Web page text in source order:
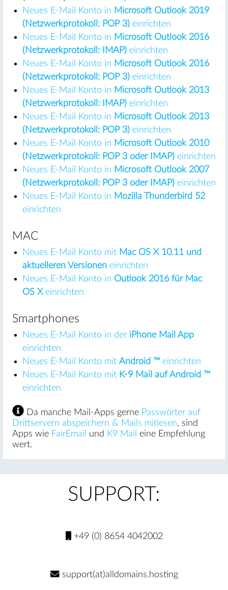
Neues E-Mail Konto in Microsoft Outlook 2019
(Netzwerkprotokoll: POP 3)einrichten
Neues E-Mail Konto in Microsoft Outlook 2016
(Netzwerkprotokoll: IMAP)einrichten
Neues E-Mail Konto in Microsoft Outlook 2016
(Netzwerkprotokoll: POP 3)einrichten
Neues E-Mail Konto in Microsoft Outlook 2013
(Netzwerkprotokoll: IMAP)einrichten
Neues E-Mail Konto in Microsoft Outlook 2013
(Netzwerkprotokoll: POP 3)einrichten
Neues E-Mail Konto in Microsoft Outlook 2010
(Netzwerkprotokoll: POP 3 oder IMAP)einrichten
Neues E-Mail Konto in Microsoft Outlook 2007
(Netzwerkprotokoll: POP 3 oder IMAP)einrichten
Neues E-Mail Konto in Mozilla Thunderbird 52
einrichten
MAC
Neues E-Mail Konto mit Mac OS X 10.11 und
aktuelleren Versioneneinrichten
Neues E-Mail Konto in Outlook 2016 für Mac
OS Xeinrichten
Smartphones
Neues E-Mail Konto in der iPhone Mail App
einrichten
Neues E-Mail Konto mit Android ™einrichten
Neues E-Mail Konto mit K-9 Mail auf Android ™
einrichten
Da manche Mail-Apps gerne Passwörter auf
Drittservern abspeichern & Mails mitlesen, sind
Apps wie FairEmail und K9 Mail
eine Empfehlung
wert.
SUPPORT:
+49 (0) 8654 4042002
support(at)alldomains.hosting